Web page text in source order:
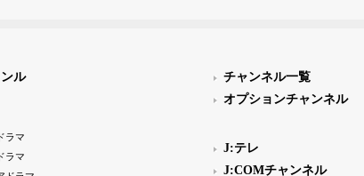
ル
ラマ
ラマ
チャンネル一覧
オプションチャンネル
J:テレ
J:COMチャンネル